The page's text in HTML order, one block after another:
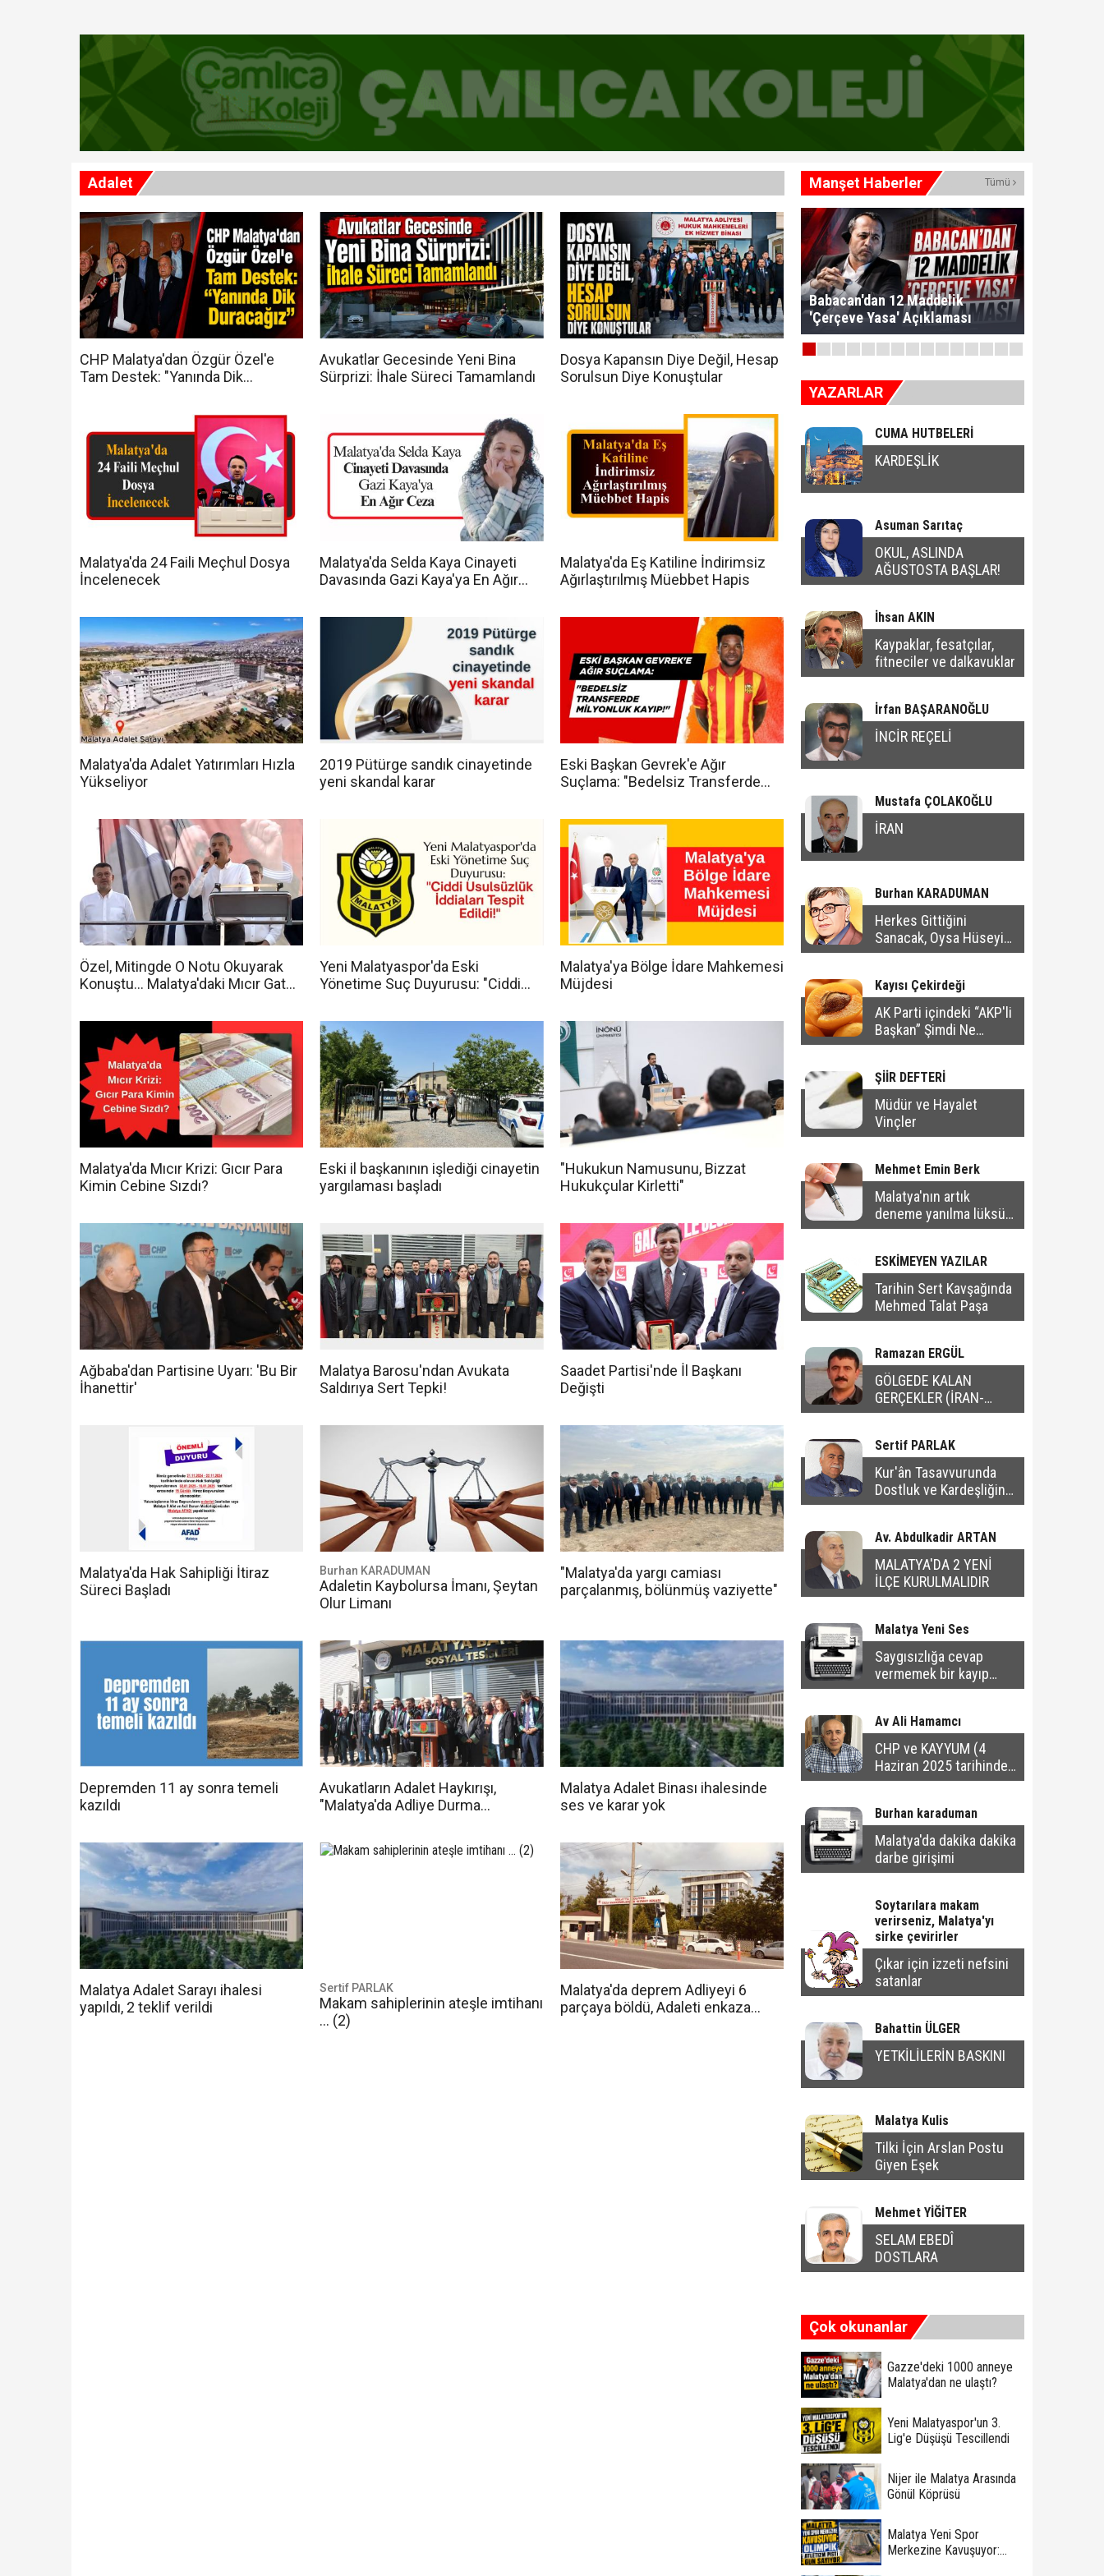
Türkiye'den İlk Ödül... İnönü'ye Uluslararası Ortodonti Tez Ödülü
Babacan'dan 12 Maddelik 'Çerçeve Yasa' Açıklaması
Adalet
CHP Malatya'dan Özgür Özel'e
Tam Destek: "Yanında Dik
Avukatlar Gecesinde Yeni Bina
Sürprizi: İhale Süreci Tamamlandı
Dosya Kapansın Diye Değil, Hesap
Sorulsun Diye Konuştular
Malatya'da 24 Faili Meçhul Dosya
İncelenecek
Malatya'da Selda Kaya Cinayeti
Davasında Gazi Kaya'ya En Ağır
Malatya'da Eş Katiline İndirimsiz
Ağırlaştırılmış Müebbet Hapis
Malatya'da Adalet Yatırımları Hızla
Yükseliyor
2019 Pütürge sandık cinayetinde
yeni skandal karar
Eski Başkan Gevrek'e Ağır
Suçlama: "Bedelsiz Transferde
Özel, Mitingde O Notu Okuyarak
Konuştu... Malatya'daki Mıcır Gate
Yeni Malatyaspor'da Eski
Yönetime Suç Duyurusu: "Ciddi
Malatya'ya Bölge İdare Mahkemesi
Müjdesi
Malatya'da Mıcır Krizi: Gıcır Para
Kimin Cebine Sızdı?
Eski il başkanının işlediği cinayetin
yargılaması başladı
"Hukukun Namusunu, Bizzat
Hukukçular Kirletti"
Ağbaba'dan Partisine Uyarı: 'Bu Bir
İhanettir'
Malatya Barosu'ndan Avukata
Saldırıya Sert Tepki!
Saadet Partisi'nde İl Başkanı
Değişti
Malatya'da Hak Sahipliği İtiraz
Süreci Başladı
Burhan KARADUMAN
Adaletin Kaybolursa İmanı, Şeytan
Olur Limanı
"Malatya'da yargı camiası
parçalanmış, bölünmüş vaziyette"
Depremden 11 ay sonra temeli
kazıldı
Avukatların Adalet Haykırışı,
"Malatya'da Adliye Durma
Malatya Adalet Binası ihalesinde
ses ve karar yok
Malatya Adalet Sarayı ihalesi
yapıldı, 2 teklif verildi
Sertif PARLAK
Makam sahiplerinin ateşle imtihanı
... (2)
Malatya'da deprem Adliyeyi 6
parçaya böldü, Adaleti enkaza
Manşet Haberler Tümü
Babacan'dan 12 Maddelik
'Çerçeve Yasa' Açıklaması
YAZARLAR
CUMA HUTBELERİ
KARDEŞLİK
Asuman Sarıtaç
OKUL, ASLINDA
AĞUSTOSTA BAŞLAR!
İhsan AKIN
Kaypaklar, fesatçılar,
fitneciler ve dalkavuklar
İrfan BAŞARANOĞLU
İNCİR REÇELİ
Mustafa ÇOLAKOĞLU
İRAN
Burhan KARADUMAN
Herkes Gittiğini
Sanacak, Oysa Hüseyin
Bu Şehirde Kalacak
Kayısı Çekirdeği
AK Parti içindeki “AKP'li
Başkan” Şimdi Ne
Yapacak?
ŞİİR DEFTERİ
Müdür ve Hayalet
Vinçler
Mehmet Emin Berk
Malatya'nın artık
deneme yanılma lüksü
yok
ESKİMEYEN YAZILAR
Tarihin Sert Kavşağında
Mehmed Talat Paşa
Ramazan ERGÜL
GÖLGEDE KALAN
GERÇEKLER (İRAN-
AMERİKA SAVAŞI)- 2
Sertif PARLAK
Kur'ân Tasavvurunda
Dostluk ve Kardeşliğin
Ahlâkî Sınırları
Av. Abdulkadir ARTAN
MALATYA'DA 2 YENİ
İLÇE KURULMALIDIR
Malatya Yeni Ses
Saygısızlığa cevap
vermemek bir kayıp
değil; bir kazançtır
Av Ali Hamamcı
CHP ve KAYYUM (4
Haziran 2025 tarihinde
yayınlanan yazı)
Burhan karaduman
Malatya'da dakika dakika
darbe girişimi
Soytarılara makam
verirseniz, Malatya'yı
sirke çevirirler
Çıkar için izzeti nefsini
satanlar
Bahattin ÜLGER
YETKİLİLERİN BASKINI
Malatya Kulis
Tilki İçin Arslan Postu
Giyen Eşek
Mehmet YİĞİTER
SELAM EBEDÎ
DOSTLARA
Çok okunanlar
Gazze'deki 1000 anneye
Malatya'dan ne ulaştı?
Yeni Malatyaspor'un 3.
Lig'e Düşüşü Tescillendi
Nijer ile Malatya Arasında
Gönül Köprüsü
Malatya Yeni Spor
Merkezine Kavuşuyor: